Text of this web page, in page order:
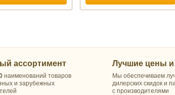
ассортимент
наименований товаров
и зарубежных
Лучшие цены и
Мы обеспечиваем
дилерских скидок и
с производителями